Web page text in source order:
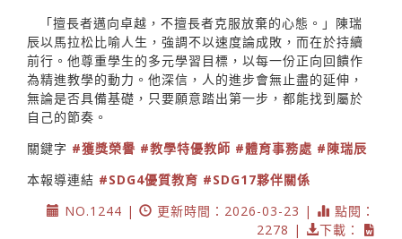
「擅長者邁向卓越，不擅長者克服放棄的心態。」陳瑞
辰以馬拉松比喻人生，強調不以速度論成敗，而在於持續
前行。他尊重學生的多元學習目標，以每一份正向回饋作
為精進教學的動力。他深信，人的進步會無止盡的延伸，
無論是否具備基礎，只要願意踏出第一步，都能找到屬於
自己的節奏。
關鍵字 #獲獎榮譽 #教學特優教師 #體育事務處 #陳瑞辰
本報導連結 #SDG4優質教育 #SDG17夥伴關係
NO.1244 |
更新時間：2026-03-23 |
點閱：
2278 |
下載：